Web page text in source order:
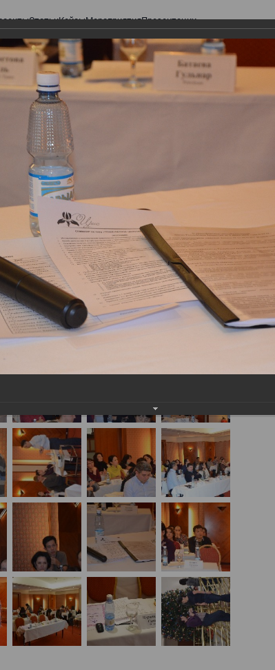
СтатьиКейсыМероприятияПрезентации
«О ТРАНСФЕРТНОМ ЦЕНООБРАЗОВАНИИ»
Закона «О
ЦЕНООБРАЗОВАНИИ»